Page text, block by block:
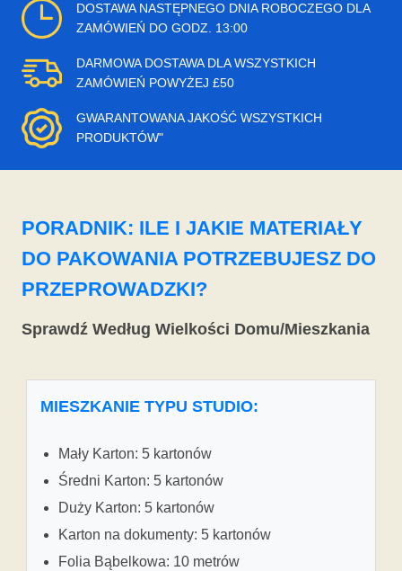
DOSTAWA NASTĘPNEGO DNIA ROBOCZEGO DLA
ZAMÓWIEŃ DO GODZ. 13:00
DARMOWA DOSTAWA DLA WSZYSTKICH
ZAMÓWIEŃ POWYŻEJ £50
GWARANTOWANA JAKOŚĆ WSZYSTKICH
PRODUKTÓW"
PORADNIK: ILE I JAKIE MATERIAŁY
DO PAKOWANIA POTRZEBUJESZ DO
PRZEPROWADZKI?
Sprawdź Według Wielkości Domu/Mieszkania
MIESZKANIE TYPU STUDIO:
Mały Karton: 5 kartonów
Średni Karton: 5 kartonów
Duży Karton: 5 kartonów
Karton na dokumenty: 5 kartonów
Folia Bąbelkowa: 10 metrów